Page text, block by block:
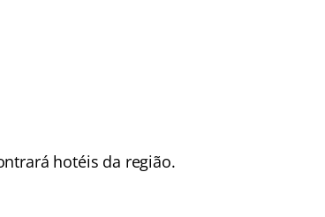
hotéis da região.